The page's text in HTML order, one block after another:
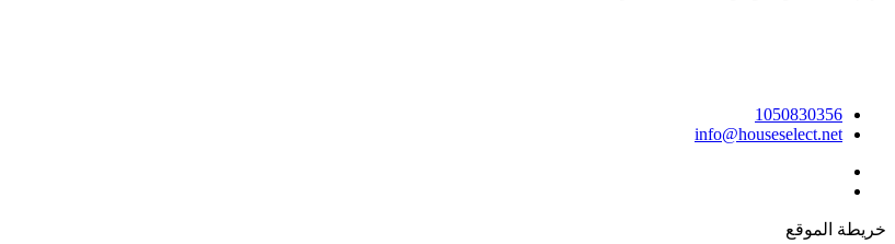
1050830356
info@houseselect.net
خريطة الموقع